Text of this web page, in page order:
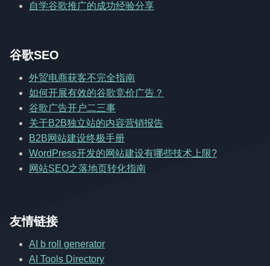
自学谷歌推广的成功经验分享
谷歌SEO
外贸电商获客不完全指南
如何开展有效的谷歌竞价广告？
谷歌广告开户二三事
关于B2B独立站的内容营销报告
B2B网站建设终极手册
WordPress开发的网站建设有哪些技术上限?
网站SEO之落地页转化指南
友情链接
AI b roll generator
AI Tools Directory